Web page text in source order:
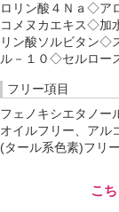
ロリン酸４Ｎａ◇ア
コメヌカエキス◇加
リン酸ソルビタン◇
ル－１０◇セルロー
フリー項目
フェノキシエタノー
オイルフリー、アル
(タール系色素)フリ
こ